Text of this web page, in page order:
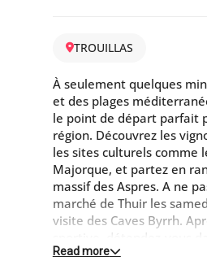
TROUILLAS
À seulement quelques
et des plages
le point de départ parfait
région. Découvrez les
les sites culturels comme
Majorque, et partez en
massif des Aspres. A ne
marché de Thuir les
visite des Caves Byrrh.
sportive, détendez-vous
intérieure chauffée avec
Read more